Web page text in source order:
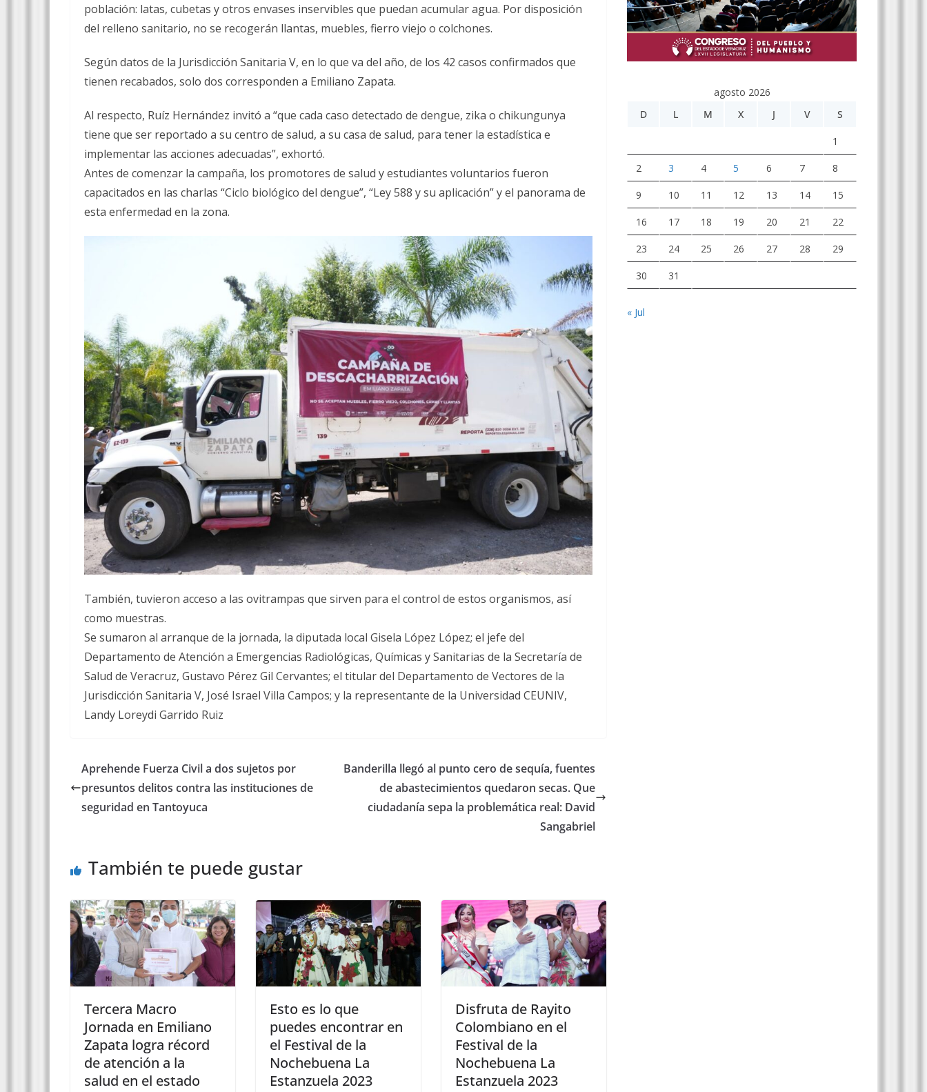
población: latas, cubetas y otros envases inservibles que puedan acumular agua. Por disposición
del relleno sanitario, no se recogerán llantas, muebles, fierro viejo o colchones.
Según datos de la Jurisdicción Sanitaria V, en lo que va del año, de los 42 casos confirmados que
tienen recabados, solo dos corresponden a Emiliano Zapata.
Al respecto, Ruíz Hernández invitó a “que cada caso detectado de dengue, zika o chikungunya
tiene que ser reportado a su centro de salud, a su casa de salud, para tener la estadística e
implementar las acciones adecuadas”, exhortó.
Antes de comenzar la campaña, los promotores de salud y estudiantes voluntarios fueron
capacitados en las charlas “Ciclo biológico del dengue”, “Ley 588 y su aplicación” y el panorama de
esta enfermedad en la zona.
También, tuvieron acceso a las ovitrampas que sirven para el control de estos organismos, así
como muestras.
Se sumaron al arranque de la jornada, la diputada local Gisela López López; el jefe del
Departamento de Atención a Emergencias Radiológicas, Químicas y Sanitarias de la Secretaría de
Salud de Veracruz, Gustavo Pérez Gil Cervantes; el titular del Departamento de Vectores de la
Jurisdicción Sanitaria V, José Israel Villa Campos; y la representante de la Universidad CEUNIV,
Landy Loreydi Garrido Ruiz
Aprehende Fuerza Civil a dos sujetos por
presuntos delitos contra las instituciones de
seguridad en Tantoyuca
Banderilla llegó al punto cero de sequía, fuentes
de abastecimientos quedaron secas. Que
ciudadanía sepa la problemática real: David
Sangabriel
También te puede gustar
Tercera Macro
Jornada en Emiliano
Zapata logra récord
de atención a la
salud en el estado
Esto es lo que
puedes encontrar en
el Festival de la
Nochebuena La
Estanzuela 2023
Disfruta de Rayito
Colombiano en el
Festival de la
Nochebuena La
Estanzuela 2023
agosto 2026
D
L M X J V S
1
2 3 4 5 6 7 8
9 10 11 12 13 14 15
16 17 18 19 20 21 22
23 24 25 26 27 28 29
30 31
« Jul